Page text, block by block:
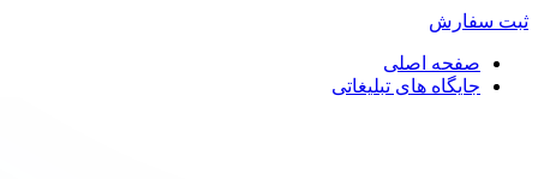
ثبت سفارش
صفحه اصلی
جایگاه های تبلیغاتی